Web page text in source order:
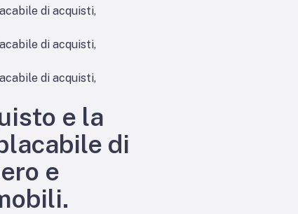
di acquisti,
di acquisti,
di acquisti,
e la
di
e